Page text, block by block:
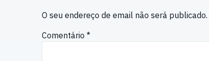
O seu endereço de email não será publicado.
Comentário *